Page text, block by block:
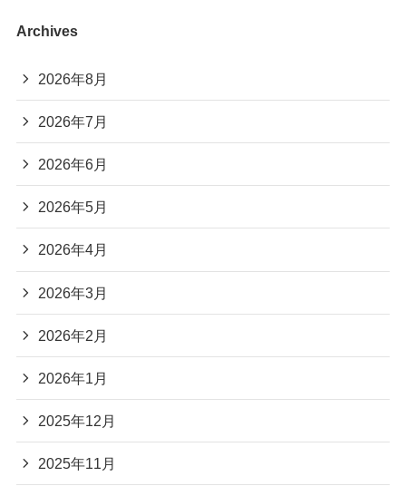
Archives
2026年8月
2026年7月
2026年6月
2026年5月
2026年4月
2026年3月
2026年2月
2026年1月
2025年12月
2025年11月